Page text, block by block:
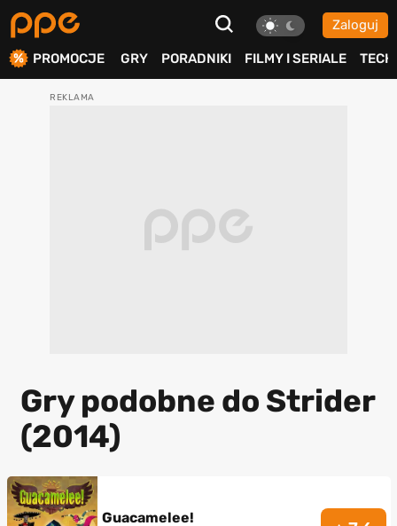
Zaloguj
PROMOCJE GRY PORADNIKI FILMY I SERIALE TECH
Gry podobne do Strider
(2014)
Guacamelee!